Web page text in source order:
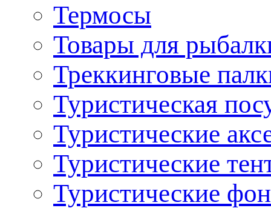
Термосы
Товары для
Треккинговые
Туристическая
Туристические
Туристические
Туристические